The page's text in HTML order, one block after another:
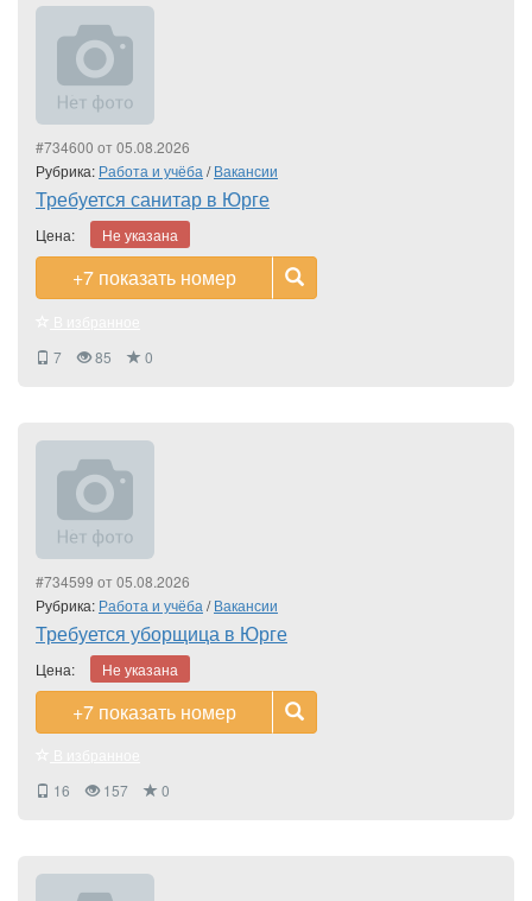
#734600 от 05.08.2026
Рубрика: Работа и учёба /Вакансии
Требуется санитар в Юрге
Цена: Не указана
+7 показать номер
7
85 0
#734599 от 05.08.2026
Рубрика: Работа и учёба /Вакансии
Требуется уборщица в Юрге
Цена: Не указана
+7 показать номер
16
157 0